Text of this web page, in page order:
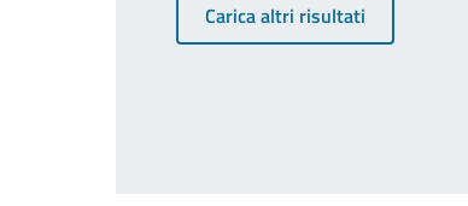
Carica altri risultati